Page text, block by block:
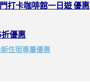
打卡咖啡館一日遊 優惠
優惠
新住宿專屬優惠